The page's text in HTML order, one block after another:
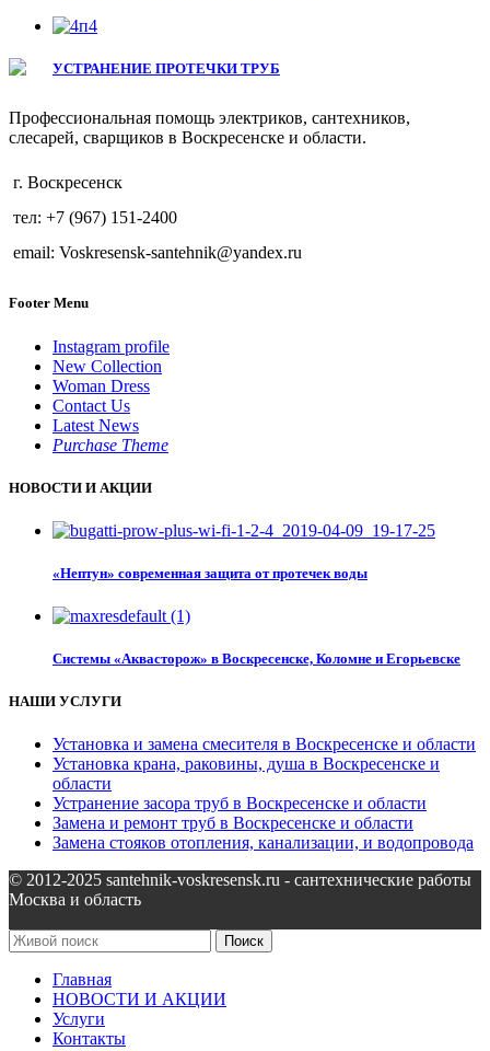
УСТРАНЕНИЕ ПРОТЕЧКИ ТРУБ
Профессиональная помощь электриков, сантехников,
слесарей, сварщиков в Воскресенске и области.
г. Воскресенск
тел: +7 (967) 151-2400
email: Voskresensk-santehnik@yandex.ru
Footer Menu
Instagram profile
New Collection
Woman Dress
Contact Us
Latest News
Purchase Theme
НОВОСТИ И АКЦИИ
«Нептун» современная защита от протечек воды
Системы «Аквасторож» в Воскресенске, Коломне и Егорьевске
НАШИ УСЛУГИ
Установка и замена смесителя в Воскресенске и области
Установка крана, раковины, душа в Воскресенске и
области
Устранение засора труб в Воскресенске и области
Замена и ремонт труб в Воскресенске и области
Замена стояков отопления, канализации, и водопровода
© 2012-2025 santehnik-voskresensk.ru - сантехнические работы
Москва и область
Поиск
Главная
НОВОСТИ И АКЦИИ
Услуги
Контакты